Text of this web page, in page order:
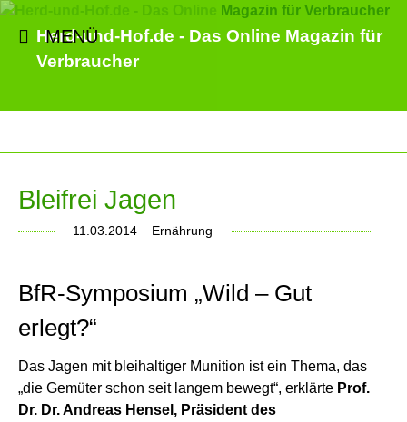
Herd-und-Hof.de - Das Online Magazin für
Verbraucher
MENÜ
Bleifrei Jagen
11.03.2014 Ernährung
BfR-Symposium „Wild – Gut
erlegt?“
Das Jagen mit bleihaltiger Munition ist ein Thema, das
„die Gemüter schon seit langem bewegt“, erklärte Prof.
Dr. Dr. Andreas Hensel, Präsident des